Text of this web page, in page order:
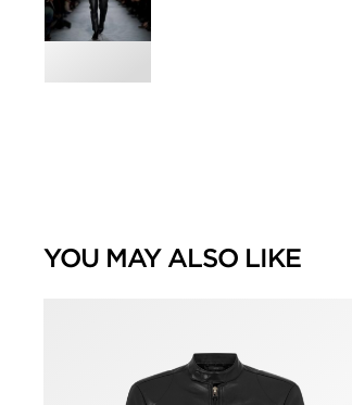
YOU MAY ALSO LIKE